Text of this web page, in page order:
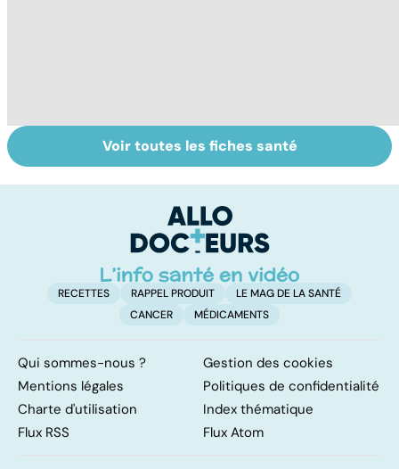
Violences
sexuelles :
Sexualité,
infertilité et
étroits
Voir toutes les fiches santé
RECETTES RAPPEL PRODUIT
LE MAG DE LA SANTÉ
CANCER
MÉDICAMENTS
Qui sommes-nous ?
Gestion des cookies
Mentions légales
Politiques de confidentialité
Charte d'utilisation
Index thématique
Flux RSS
Flux Atom